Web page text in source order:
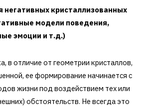
негативных кристаллизованных
модели поведения,
эмоции и т.д.)
в отличие от геометрии кристаллов,
ее формирование начинается с
жизни под воздействием тех или
обстоятельств. Не всегда это